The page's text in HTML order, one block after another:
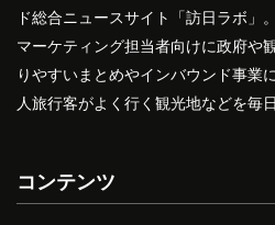
ド総合ニュースサイト「訪日ラボ」
マーケティング担当者向けに政府や
りやすいまとめやインバウンド事業
人旅行客がよく行く観光地などを毎
コンテンツ